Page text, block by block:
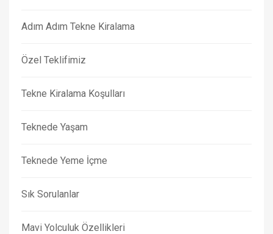
Adım Adım Tekne Kiralama
Özel Teklifimiz
Tekne Kiralama Koşulları
Teknede Yaşam
Teknede Yeme İçme
Sık Sorulanlar
Mavi Yolculuk Özellikleri